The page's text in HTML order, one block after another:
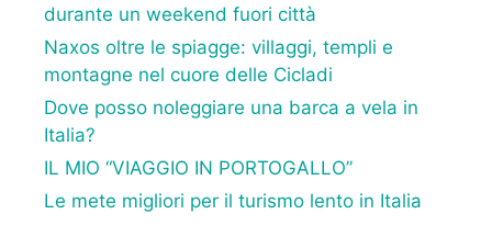
durante un weekend fuori città
Naxos oltre le spiagge: villaggi, templi e
montagne nel cuore delle Cicladi
Dove posso noleggiare una barca a vela in
Italia?
IL MIO “VIAGGIO IN PORTOGALLO”
Le mete migliori per il turismo lento in Italia